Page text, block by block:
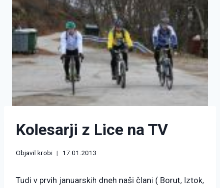
Kolesarji z Lice na TV
Objavil krobi 17.01.2013
Tudi v prvih januarskih dneh naši člani ( Borut, Iztok,